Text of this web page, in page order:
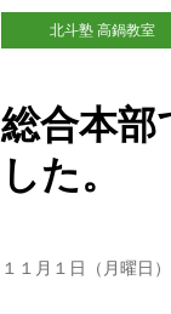
北斗塾 高鍋教室
総合本部
した。
１１月１日（月曜日）